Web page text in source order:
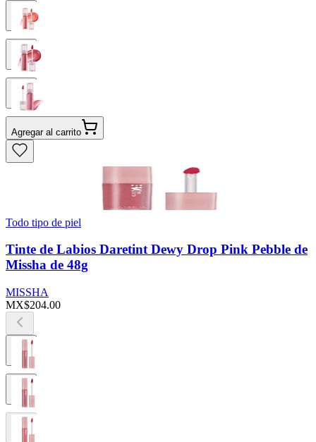
Agregar al carrito
Todo tipo de piel
Tinte de Labios Daretint Dewy Drop Pink Pebble de
Missha de 48g
MISSHA
MX$204.00